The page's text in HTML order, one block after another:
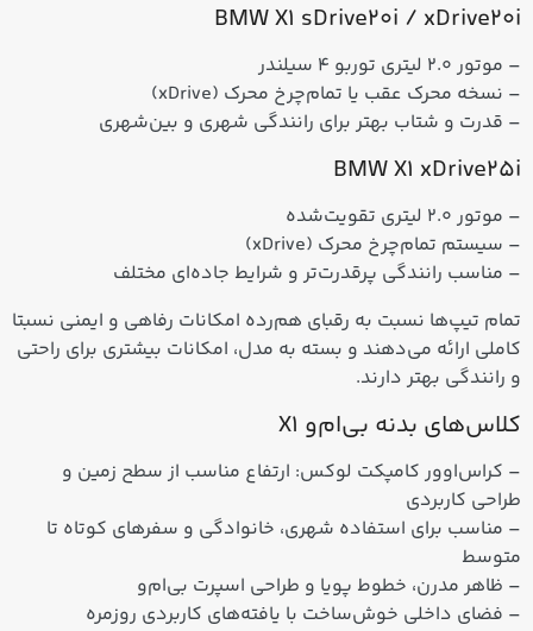
BMW X1 sDrive20i / xDrive20i
– موتور 2.0 لیتری توربو 4 سیلندر
– نسخه محرک عقب یا تمام‌چرخ محرک (xDrive)
– قدرت و شتاب بهتر برای رانندگی شهری و بین‌شهری
BMW X1 xDrive25i
– موتور 2.0 لیتری تقویت‌شده
– سیستم تمام‌چرخ محرک (xDrive)
– مناسب رانندگی پرقدرت‌تر و شرایط جاده‌ای مختلف
تمام تیپ‌ها نسبت به رقبای هم‌رده امکانات رفاهی و ایمنی نسبتا
کاملی ارائه می‌دهند و بسته به مدل، امکانات بیشتری برای راحتی
و رانندگی بهتر دارند.
کلاس‌های بدنه بی‌ام‌و X1
– کراس‌اوور کامپکت لوکس: ارتفاع مناسب از سطح زمین و
طراحی کاربردی
– مناسب برای استفاده شهری، خانوادگی و سفرهای کوتاه تا
متوسط
– ظاهر مدرن، خطوط پویا و طراحی اسپرت بی‌ام‌و
– فضای داخلی خوش‌ساخت با یافته‌های کاربردی روزمره